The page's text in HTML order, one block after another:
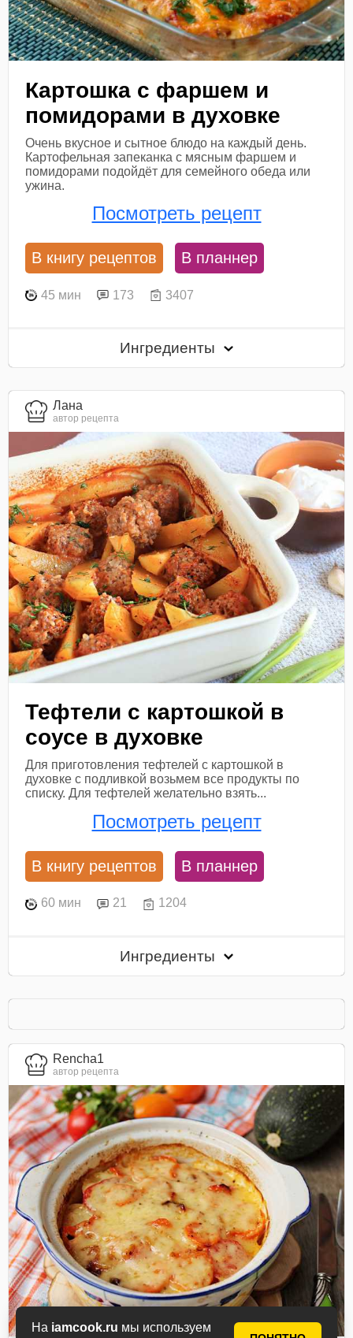
На iamcook.ru мы используем
Картошка с фаршем и
помидорами в духовке
Очень вкусное и сытное блюдо на каждый день.
Картофельная запеканка с мясным фаршем и
помидорами подойдёт для семейного обеда или
ужина.
Посмотреть рецепт
В книгу рецептов В планнер
45 мин 173 3407
Ингредиенты
Лана
автор рецепта
Тефтели с картошкой в
соусе в духовке
Для приготовления тефтелей с картошкой в
духовке с подливкой возьмем все продукты по
списку. Для тефтелей желательно взять...
Посмотреть рецепт
В книгу рецептов В планнер
60 мин 21 1204
Ингредиенты
Rencha1
автор рецепта